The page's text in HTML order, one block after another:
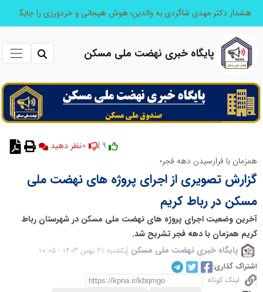
هشدار دکتر مهدی شاگردی به والدین؛ هوش هیجانی و خردورزی را جایگزین نمره‌محوری کنید
پایگاه خبری نهضت ملی مسکن
همزمان با فرارسیدن دهه فجر؛
گزارش تصویری از اجرای پروژه های نهضت ملی
مسکن در رباط کریم
آخرین وضعیت اجرای پروژه های نهضت ملی مسکن در شهرستان رباط
کریم همزمان با دهه فجر تشریح شد.
پایگاه خبری نهضت ملی مسکن یکشنبه 21 بهمن 1403 - 10:05
اشتراک گذاری:
لینک کوتاه